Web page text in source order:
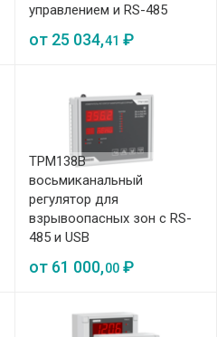
управлением и RS-485
от 25 034,41 ₽
ТРМ138В
восьмиканальный
регулятор для
взрывоопасных зон с RS-
485 и USB
от 61 000,00₽